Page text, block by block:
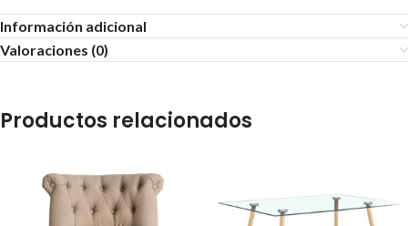
Información adicional
Valoraciones (0)
Productos relacionados